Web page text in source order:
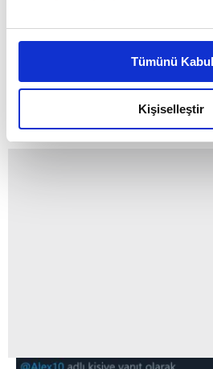
Bu çerezlere izin vermeniz halinde
daha iyi reklam deneyimi
amacımızın size daha iyi bir
olduğunu ve sizlere en iyi içerikleri
elimizden gelen çabayı
reklamların maliyetlerimizi
toplumu hizmetlerinin sunulması
Tümünü
Kişiselleştir